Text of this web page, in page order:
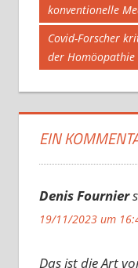
konventionelle
Nächster
Beitrag:
Covid-Forscher
der Homöopathie
EIN
Denis Fournier
19/11/2023 um
Das ist die Art